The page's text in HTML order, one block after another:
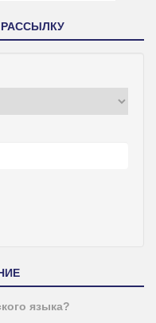
языка?